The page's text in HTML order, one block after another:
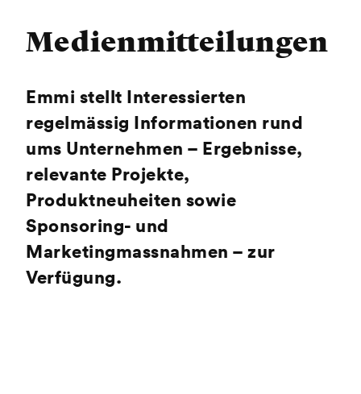
Medienmitteilungen
Emmi stellt Interessierten
regelmässig Informationen rund
ums Unternehmen – Ergebnisse,
relevante Projekte,
Produktneuheiten sowie
Sponsoring- und
Marketingmassnahmen – zur
Verfügung.